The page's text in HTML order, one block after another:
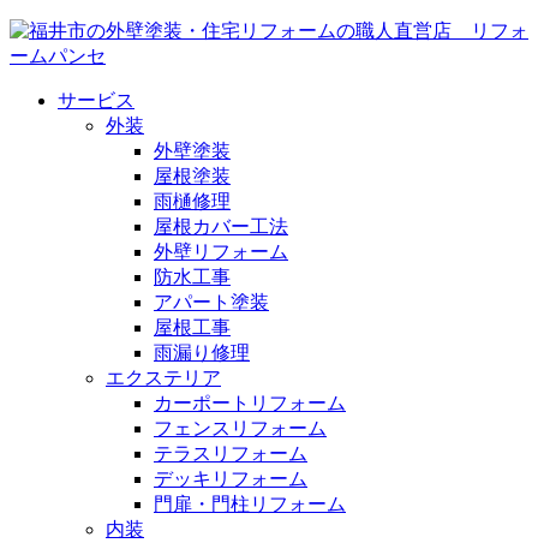
サービス
外装
外壁塗装
屋根塗装
雨樋修理
屋根カバー工法
外壁リフォーム
防水工事
アパート塗装
屋根工事
雨漏り修理
エクステリア
カーポートリフォーム
フェンスリフォーム
テラスリフォーム
デッキリフォーム
門扉・門柱リフォーム
内装